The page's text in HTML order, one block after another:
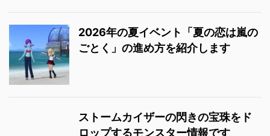
2026年の夏イベント「夏の恋は嵐の
ごとく」の進め方を紹介します
ストームカイザーの閃きの宝珠をド
ロップするモンスター情報です